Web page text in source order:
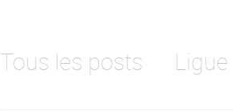
Tous les posts Ligue